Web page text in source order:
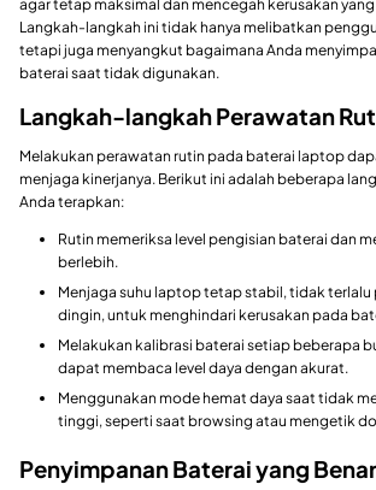
agar tetap maksimal dan mencegah kerusakan
Langkah-langkah ini tidak hanya melibatkan
tetapi juga menyangkut bagaimana Anda
baterai saat tidak digunakan.
Langkah-langkah Perawatan
Melakukan perawatan rutin pada baterai laptop
menjaga kinerjanya. Berikut ini adalah beberapa
Anda terapkan:
Rutin memeriksa level pengisian baterai dan
berlebih.
Menjaga suhu laptop tetap stabil, tidak terlalu
dingin, untuk menghindari kerusakan pada
Melakukan kalibrasi baterai setiap beberapa
dapat membaca level daya dengan akurat.
Menggunakan mode hemat daya saat tidak
tinggi, seperti saat browsing atau mengetik
Penyimpanan Baterai yang Benar